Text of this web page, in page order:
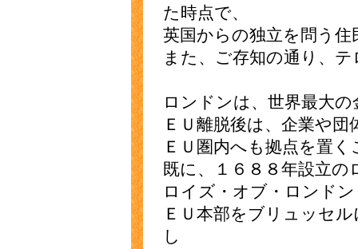
た時点で、
英国からの独立を問う
また、ご存知の通り、
ロンドンは、世界最大
ＥＵ離脱後は、企業や
ＥＵ圏内へも拠点を置
既に、１６８８年設立
ロイズ・オブ・ロンド
ＥＵ本部をブリュッセ
し